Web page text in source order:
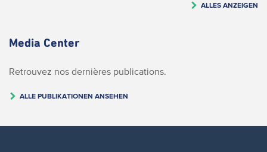
ALLES ANZEIGEN
Media Center
Retrouvez nos dernières publications.
ALLE PUBLIKATIONEN ANSEHEN